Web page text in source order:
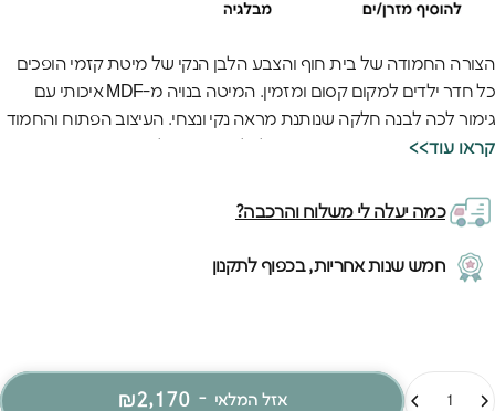
הצורה החמודה של בית חוף והצבע הלבן הנקי של מיטת קזמי הופכים
כל חדר ילדים למקום קסום ומזמין. המיטה בנויה מ-MDF איכותי עם
גימור לכה לבנה חלקה שנותנת מראה נקי ונצחי. העיצוב הפתוח והחמוד
פשוט מושך את העין ומוסיף חיוך לכל מי שנכנס לחדר.
שלהם. האיכות האירופאית הגבוהה של המיטה ניכרת בכל עיבוד מדויק
ובצבע הלבן השווה שלא מצהיב גם אחרי שנים. המיטה הלבנה הזאת
מתחברת בצורה מושלמת עם שאר הרהיטים הצבעוניים מהקולקציה
ויוצרת חדר ילדים מושלם.
<<קראו עוד
כמה יעלה לי משלוח והרכבה?
חמש שנות אחריות, בכפוף לתקנון
אזל המלאי -
₪2,170